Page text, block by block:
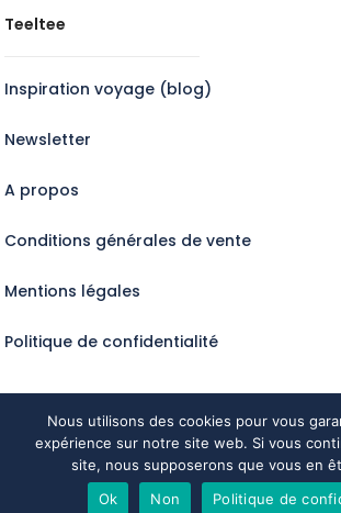
Teeltee
Inspiration voyage (blog)
Newsletter
A propos
Conditions générales de vente
Mentions légales
Politique de confidentialité
Tous droits réservés @Teeltee2024
Nous utilisons des cookies pour vous
expérience sur notre site web. Si vous
site, nous supposerons que vous en
Ok
Non Politique de